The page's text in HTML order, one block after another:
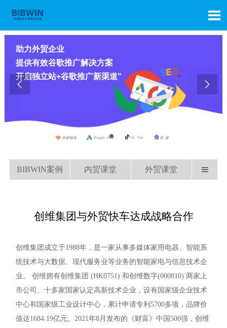

助力外贸企业
提供有效谷歌推广解决方案
开启独立站+谷歌推广新渠道"
 
BIBWIN案例 内贸课堂 外贸课堂 
创维集团与外贸快车达成战略合作
创维集团成立于1988年，是一家从事多媒体家用电器、智能系
统技术与大数据、现代服务业等业务的智能家电与信息技术企
业。 创维拥有创维集团 (HK0751) 和创维数字(000810) 两家上
市公司、十多家国家认定高新技术企业，设有国家级企业技术
中心和国家级工业设计中心，累计申请专利5700多项，品牌价
值达1684.19亿元。2021年8月发布的《财富》中国500强，创维